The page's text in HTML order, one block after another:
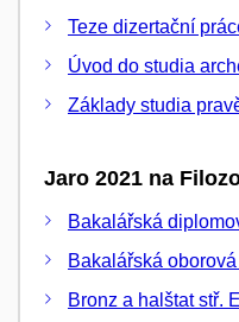
Teze dizertační
Úvod do studia
Základy studia
Jaro 2021 na
Bakalářská
Bakalářská
Bronz a halštat stř.